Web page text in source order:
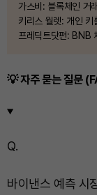
가스비: 블록체인 거
키리스 월렛: 개인 키
프레딕트닷펀: BNB
💡 자주 묻는 질문
Q.
바이낸스 예측 시